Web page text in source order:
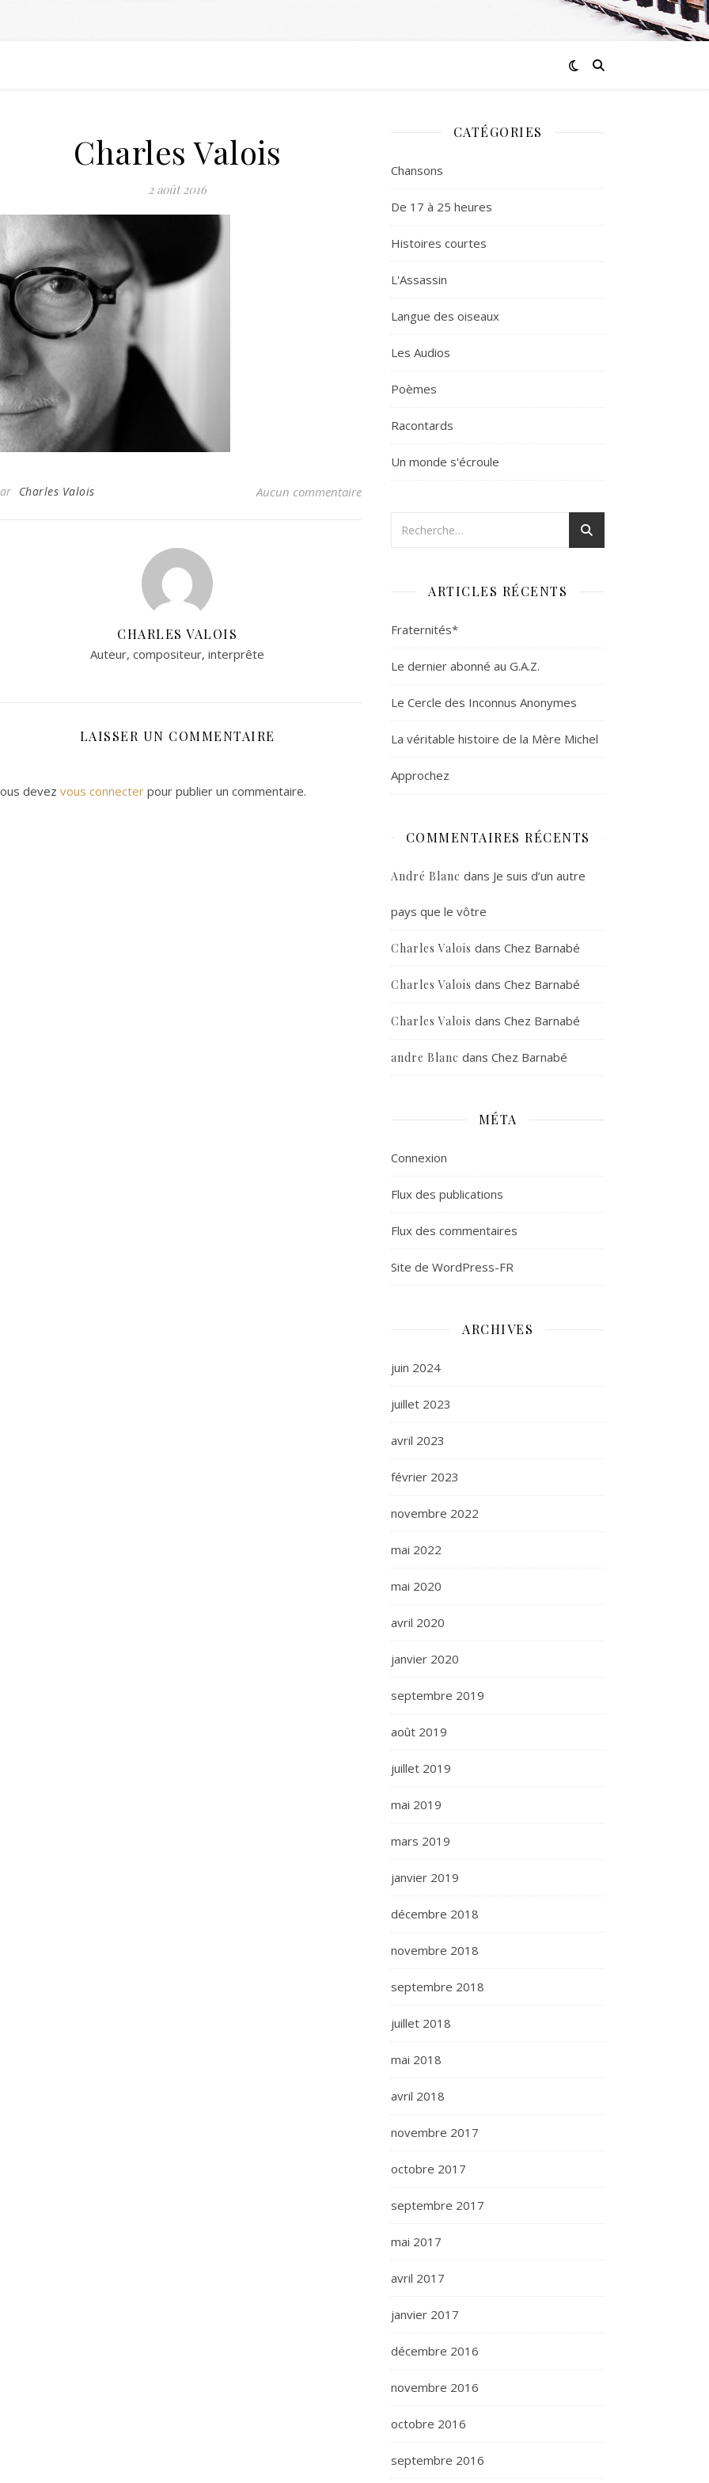
Charles Valois
2 août 2016
Charles Valois Aucun commentaire
CHARLES VALOIS
Auteur, compositeur, interprête
LAISSER UN COMMENTAIRE
devez vous connecter pour publier un commentaire.
CATÉGORIES
Chansons
De 17 à 25 heures
Histoires courtes
L'Assassin
Langue des oiseaux
Les Audios
Poèmes
Racontards
Un monde s'écroule
ARTICLES RÉCENTS
Fraternités*
Le dernier abonné au G.A.Z.
Le Cercle des Inconnus Anonymes
La véritable histoire de la Mère Michel
Approchez
COMMENTAIRES RÉCENTS
André Blanc dans Je suis d’un autre
pays que le vôtre
Charles Valois dans Chez Barnabé
Charles Valois dans Chez Barnabé
Charles Valois dans Chez Barnabé
andre Blanc dans Chez Barnabé
MÉTA
Connexion
Flux des publications
Flux des commentaires
Site de WordPress-FR
ARCHIVES
juin 2024
juillet 2023
avril 2023
février 2023
novembre 2022
mai 2022
mai 2020
avril 2020
janvier 2020
septembre 2019
août 2019
juillet 2019
mai 2019
mars 2019
janvier 2019
décembre 2018
novembre 2018
septembre 2018
juillet 2018
mai 2018
avril 2018
novembre 2017
octobre 2017
septembre 2017
mai 2017
avril 2017
janvier 2017
décembre 2016
novembre 2016
octobre 2016
septembre 2016